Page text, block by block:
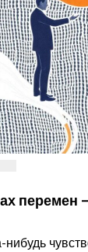
перемен
нибудь